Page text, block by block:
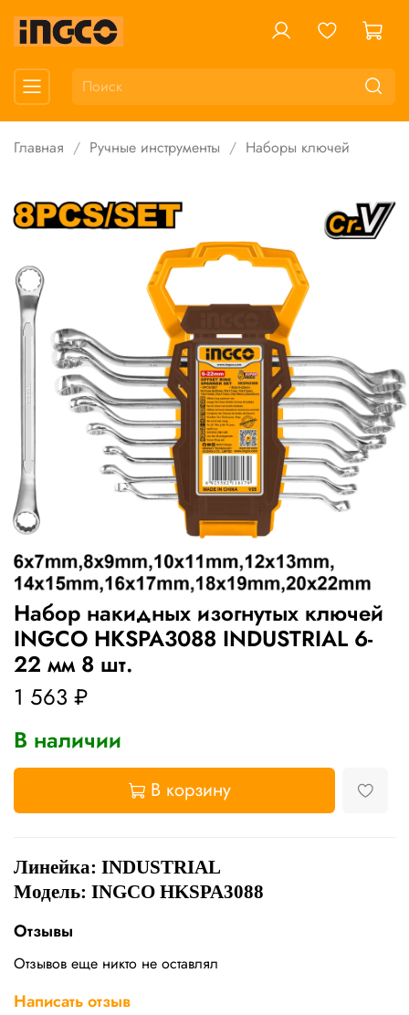
Главная Ручные инструменты Наборы ключей
Набор накидных изогнутых ключей
INGCO HKSPA3088 INDUSTRIAL 6-
22 мм 8 шт.
1 563 ₽
В наличии
В корзину
Линейка: INDUSTRIAL
Модель: INGCO HKSPA3088
Отзывы
Отзывов еще никто не оставлял
Написать отзыв